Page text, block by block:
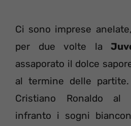
Ci sono imprese
per due volte la
assaporato il dolce
al termine delle
Cristiano Ronaldo al
infranto i sogni